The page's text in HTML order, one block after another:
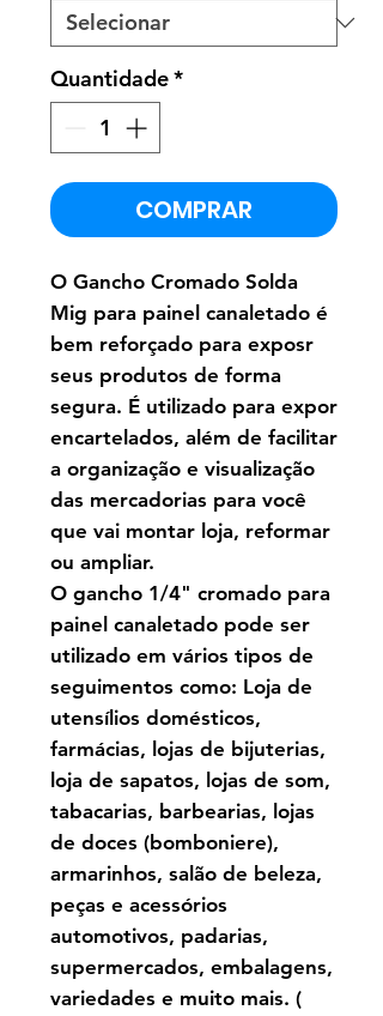
Quantidade*
COMPRAR
O Gancho Cromado Solda
Mig para painel canaletado é
bem reforçado para exposr
seus produtos de forma
segura. É utilizado para expor
encartelados, além de facilitar
a organização e visualização
das mercadorias para você
que vai montar loja, reformar
ou ampliar.
O gancho 1/4" cromado para
painel canaletado pode ser
utilizado em vários tipos de
seguimentos como: Loja de
utensílios domésticos,
farmácias, lojas de bijuterias,
loja de sapatos, lojas de som,
tabacarias, barbearias, lojas
de doces (bomboniere),
armarinhos, salão de beleza,
peças e acessórios
automotivos, padarias,
supermercados, embalagens,
variedades e muito mais. (